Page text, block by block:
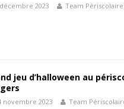
2023 Team Périscolaire
jeu d’halloween au
novembre 2023 Team